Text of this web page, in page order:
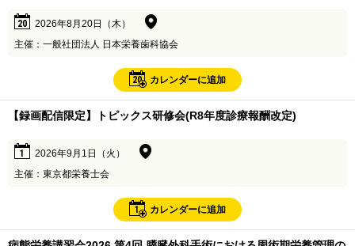
20
2026年8月20日（木）
主催：一般社団法人 日本栄養歯科協会
20 カレンダーに追加
【録画配信限定】トピックス研修会(R8年度診療報酬改定)
1
2026年9月1日（火）
主催：東京都栄養士会
1 カレンダーに追加